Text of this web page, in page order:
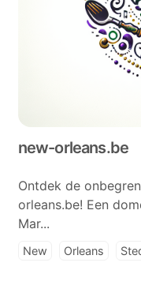
new-orleans.be
Ontdek de
orleans.be! Een
Mar...
New Orleans